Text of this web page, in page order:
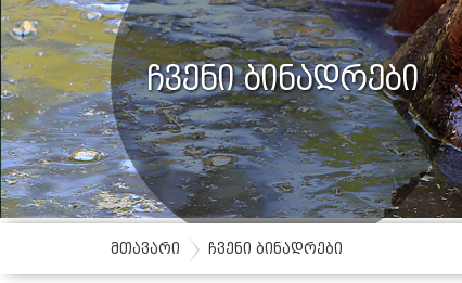
ჩვენი ბინადრები
მთავარი ჩვენი ბინადრები